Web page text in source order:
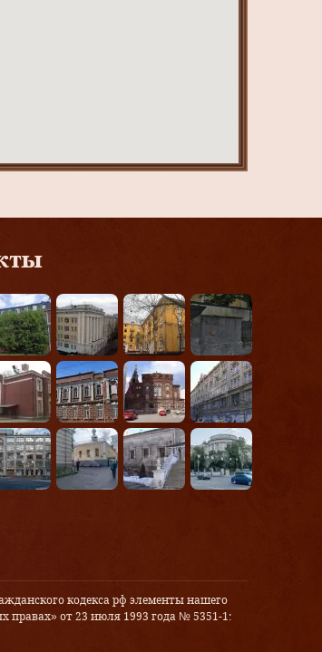
кодекса рф элементы нашего
правах» от 23 июля 1993 года № 5351-1: